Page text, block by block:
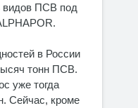
видов ПСВ под
в России
тонн ПСВ.
уже тогда
Сейчас, кроме